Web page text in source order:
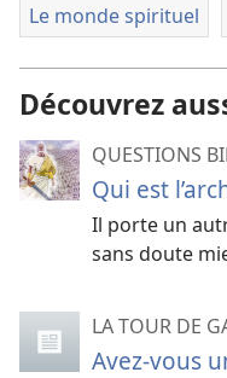
Le monde spirituel
Découvrez
QUESTIONS
Qui est
Il porte un
sans doute
LA TOUR DE
Avez-​vous